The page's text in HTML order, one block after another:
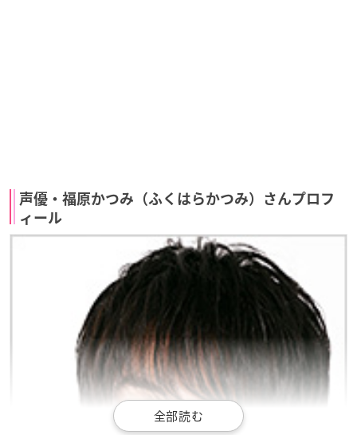
声優・福原かつみ（ふくはらかつみ）さんプロフ
ィール